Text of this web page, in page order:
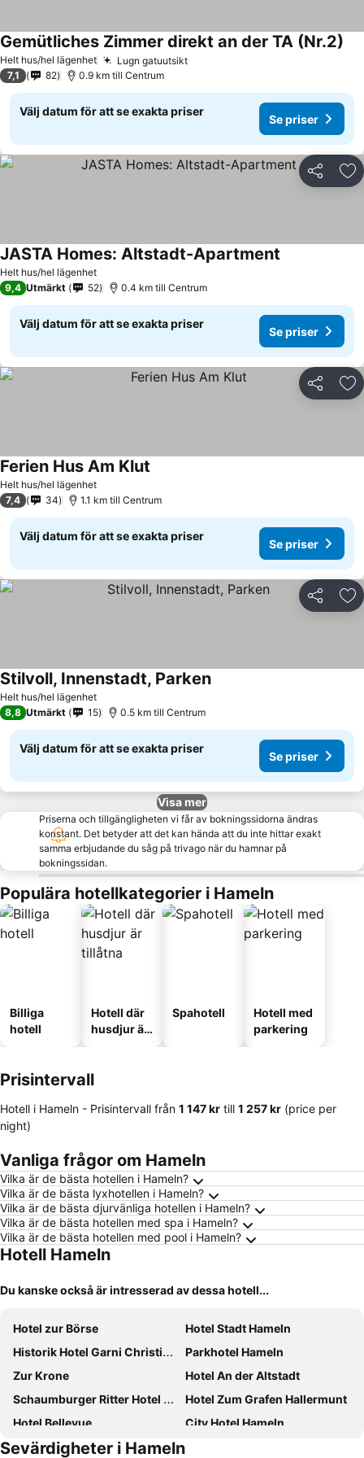
Helt hus/hel lägenhet Lugn gatuutsiktSe priser
Gemütliches Zimmer direkt an der TA (Nr.2)
7,1 82 0.9 km till Centrum
Välj datum för att se exakta priser
Se priser
Dela
Helt hus/hel lägenhet
JASTA Homes: Altstadt-Apartment
9,4 Utmärkt 52 0.4 km till Centrum
Välj datum för att se exakta priser
Se priser
Dela
Helt hus/hel lägenhet
Ferien Hus Am Klut
7,4 34 1.1 km till Centrum
Välj datum för att se exakta priser
Se priser
Dela
Helt hus/hel lägenhet
Stilvoll, Innenstadt, ParkenSe priser
8,8 Utmärkt 15 0.5 km till Centrum
Välj datum för att se exakta priser
Se priser
Visa mer
Priserna och tillgängligheten vi får av bokningssidorna ändras
konstant. Det betyder att det kan hända att du inte hittar exakt
samma erbjudande du såg på trivago när du hamnar på
bokningssidan.
Populära hotellkategorier i Hameln
Billiga
hotell
Hotell där
husdjur är
Spahotell
Hotell med
parkering
Prisintervall
Hotell i Hameln - Prisintervall från ‎1 147 kr till ‎1 257 kr (price per
night)
Vanliga frågor om Hameln
Vilka är de bästa hotellen i Hameln?
Vilka är de bästa lyxhotellen i Hameln?
Vilka är de bästa djurvänliga hotellen i Hameln?
Vilka är de bästa hotellen med spa i Hameln?
Vilka är de bästa hotellen med pool i Hameln?
Hotell Hameln
Du kanske också är intresserad av dessa hotell...
Hotel zur Börse
Hotel Stadt Hameln
Historik Hotel Garni Christinenhof
Parkhotel Hameln
Zur Krone
Hotel An der Altstadt
Schaumburger Ritter Hotel & Restaurant
Hotel Zum Grafen Hallermunt
Hotel Bellevue
City Hotel Hameln
Hotel Jugendstil
Sevärdigheter i Hameln